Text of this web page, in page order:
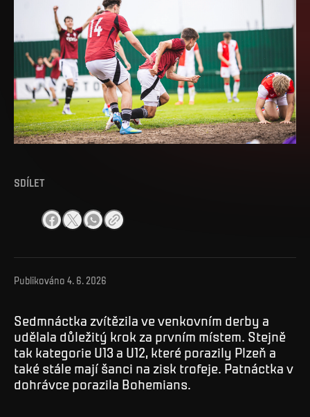
SDÍLET
Publikováno 4. 6. 2026
Sedmnáctka zvítězila ve venkovním derby a
udělala důležitý krok za prvním místem. Stejně
tak kategorie U13 a U12, které porazily Plzeň a
také stále mají šanci na zisk trofeje. Patnáctka v
dohrávce porazila Bohemians.